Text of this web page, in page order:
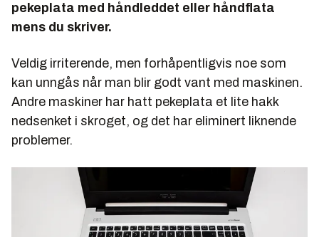
pekeplata med håndleddet eller håndflata
mens du skriver.
Veldig irriterende, men forhåpentligvis noe som
kan unngås når man blir godt vant med maskinen.
Andre maskiner har hatt pekeplata et lite hakk
nedsenket i skroget, og det har eliminert liknende
problemer.